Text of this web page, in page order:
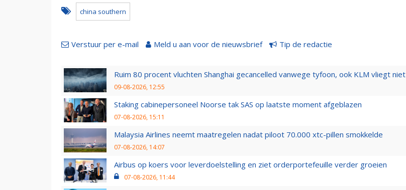
china southern
Verstuur per e-mail Meld u aan voor de nieuwsbrief Tip de redactie
Ruim 80 procent vluchten Shanghai gecancelled vanwege tyfoon, ook KLM vliegt niet
09-08-2026, 12:55
Staking cabinepersoneel Noorse tak SAS op laatste moment afgeblazen
07-08-2026, 15:11
Malaysia Airlines neemt maatregelen nadat piloot 70.000 xtc-pillen smokkelde
07-08-2026, 14:07
Airbus op koers voor leverdoelstelling en ziet orderportefeuille verder groeien
07-08-2026, 11:44